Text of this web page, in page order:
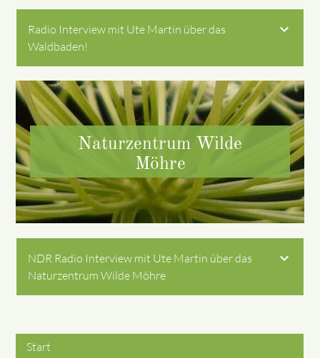
Radio Interview mit Ute Martin über das
Waldbaden!
Naturzentrum Wilde
Möhre
NDR Radio Interview mit Ute Martin über das
Naturzentrum Wilde Möhre
Start